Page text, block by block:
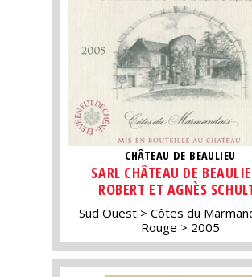
CHÂTEAU DE BEAULIEU
SARL CHÂTEAU DE
ROBERT ET AGNÈS
Sud Ouest
Côtes du
Rouge
2005